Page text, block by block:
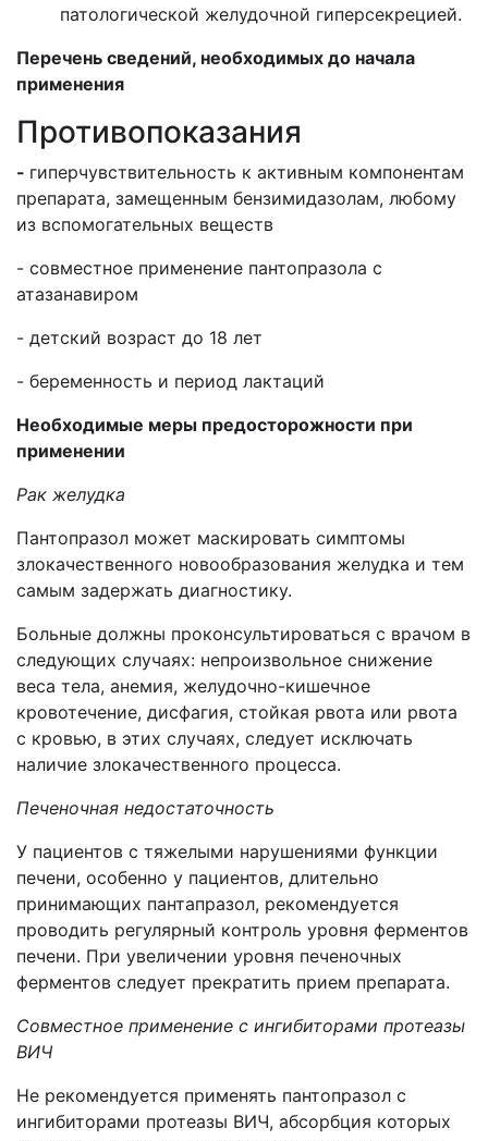
патологической желудочной гиперсекрецией.
Перечень сведений, необходимых до начала
применения
Противопоказания
- гиперчувствительность к активным компонентам
препарата, замещенным бензимидазолам, любому
из вспомогательных веществ
- совместное применение пантопразола с
атазанавиром
- детский возраст до 18 лет
- беременность и период лактаций
Необходимые меры предосторожности при
применении
Рак желудка
Пантопразол может маскировать симптомы
злокачественного новообразования желудка и тем
самым задержать диагностику.
Больные должны проконсультироваться с врачом в
следующих случаях: непроизвольное снижение
веса тела, анемия, желудочно-кишечное
кровотечение, дисфагия, стойкая рвота или рвота
с кровью, в этих случаях, следует исключать
наличие злокачественного процесса.
Печеночная недостаточность
У пациентов с тяжелыми нарушениями функции
печени, особенно у пациентов, длительно
принимающих пантапразол, рекомендуется
проводить регулярный контроль уровня ферментов
печени. При увеличении уровня печеночных
ферментов следует прекратить прием препарата.
Совместное применение с ингибиторами протеазы
ВИЧ
Не рекомендуется применять пантопразол с
ингибиторами протеазы ВИЧ, абсорбция которых